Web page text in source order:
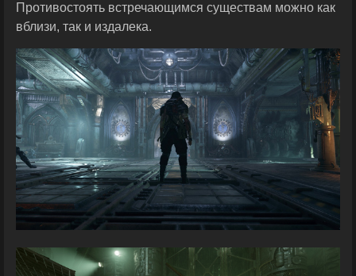
Противостоять встречающимся существам можно как
вблизи, так и издалека.